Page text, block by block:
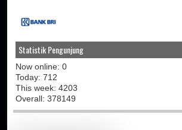
Statistik Pengunjung
Now online: 0
Today: 712
This week: 4203
Overall: 378149